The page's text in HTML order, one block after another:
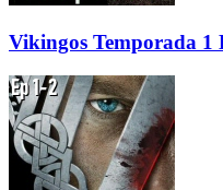
Vikingos Temporada 1